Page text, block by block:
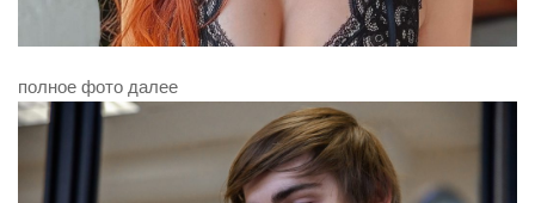
полное фото далее